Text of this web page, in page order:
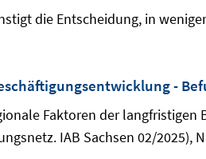
die Entscheidung, in
-
Faktoren der
IAB Sachsen 02/2025),